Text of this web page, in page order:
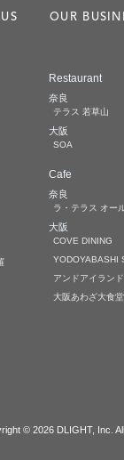
OUR
Restaurant
奈良
テラス 若草山
大阪
SOA
Cafe
奈良
ラ・テラス オー
大阪
COVE DINING
YODOYABASHI
アンドアイランド
大阪あわざ大食堂
© 2026 DLIGHT, Inc.